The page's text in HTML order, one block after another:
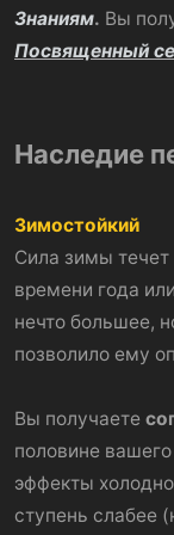
Знаниям. Вы
Посвященный
Наследие
Зимостойкий
Сила зимы
времени года
нечто большее,
позволило ему
Вы получаете
половине
эффекты
ступень слабее